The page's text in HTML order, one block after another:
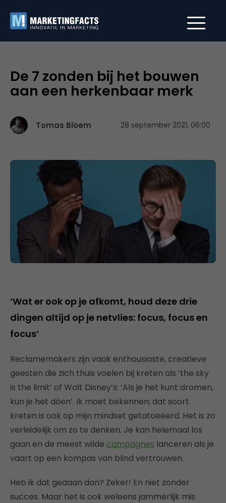
De 7 zonden bij het bouwen
aan een herkenbaar merk
Tomas Bloem 28 september 2021, 06:00
‘Wat er ook op je afkomt, houd deze drie
dingen altijd op je netvlies: focus, focus en
focus’
Reclamemakers zijn vaak enthousiaste, creatieve
geesten die zich thuis voelen bij kreten als ’the sky
is the limit’ of Walt Disney’s: ‘Als je het kunt dromen,
kun je het dóen’. Ik moet bekennen; dat soort
kreten is ook op mijn mindset getatoeëerd. Het is zo
verleidelijk om zo te denken. Je kan helemaal los
gaan en de meest wilde campagnes lanceren als je
vaart op een kompas van blind vertrouwen.
Heb ik dat gedaan dan? Zeker! En niet zonder
succes. Maar het is ook weleens jammerlijk mis